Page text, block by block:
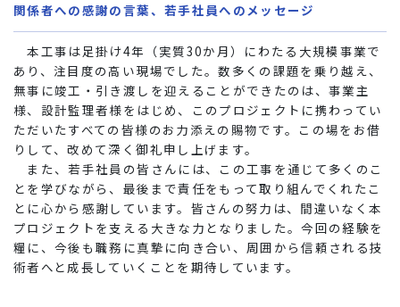
関係者への感謝の言葉、若手社員へのメッセージ
本工事は足掛け4年（実質30か月）にわたる大規模事業で
あり、注目度の高い現場でした。数多くの課題を乗り越え、
無事に竣工・引き渡しを迎えることができたのは、事業主
様、設計監理者様をはじめ、このプロジェクトに携わってい
ただいたすべての皆様のお力添えの賜物です。この場をお借
りして、改めて深く御礼申し上げます。
また、若手社員の皆さんには、この工事を通じて多くのこ
とを学びながら、最後まで責任をもって取り組んでくれたこ
とに心から感謝しています。皆さんの努力は、間違いなく本
プロジェクトを支える大きな力となりました。今回の経験を
糧に、今後も職務に真摯に向き合い、周囲から信頼される技
術者へと成長していくことを期待しています。